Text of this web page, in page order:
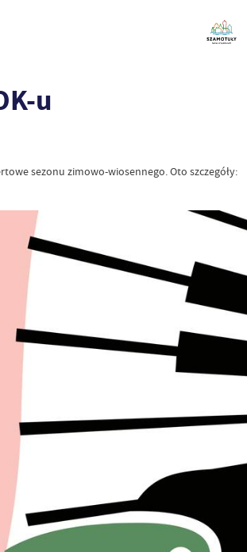
u
sezonu zimowo-wiosennego. Oto szczegóły: